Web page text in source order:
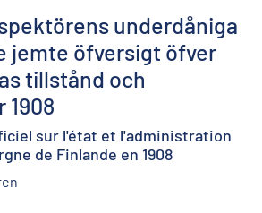
underdåniga
jemte öfversigt öfver
tillstånd och
sur l'état et l'administration
de Finlande en 1908